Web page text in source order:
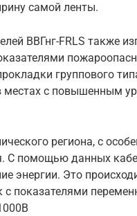
самой ленты.
ВВГнг-FRLS также
группового
с повышенным
региона, с
С помощью данных
энергии. Это
с показателями